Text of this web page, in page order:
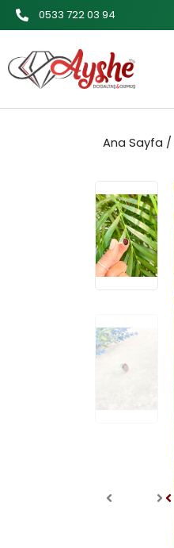
İçeriğe
atla
0533 722 03 94
Ana Sayfa /